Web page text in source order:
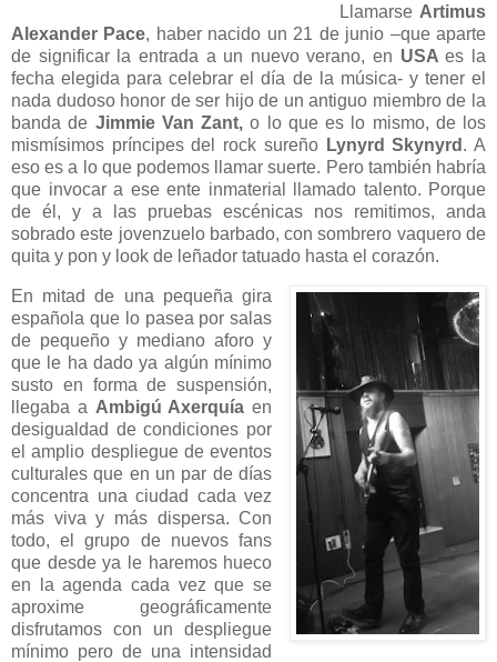
Llamarse Artimus
Alexander Pace, haber nacido un 21 de junio –que aparte
de significar la entrada a un nuevo verano, en USAes la
fecha elegida para celebrar el día de la música- y tener el
nada dudoso honor de ser hijo de un antiguo miembro de la
banda de Jimmie Van Zant, o lo que es lo mismo, de los
mismísimos príncipes del rock sureño Lynyrd Skynyrd . A
eso es a lo que podemos llamar suerte. Pero también habría
que invocar a ese ente inmaterial llamado talento. Porque
de él, y a las pruebas escénicas nos remitimos, anda
sobrado este jovenzuelo barbado, con sombrero vaquero de
quita y pon y look de leñador tatuado hasta el corazón.
En mitad de una pequeña gira
española que lo pasea por salas
de pequeño y mediano aforo y
que le ha dado ya algún mínimo
susto en forma de suspensión,
llegaba a Ambigú Axerquíaen
desigualdad de condiciones por
el amplio despliegue de eventos
culturales que en un par de días
concentra una ciudad cada vez
más viva y más dispersa. Con
todo, el grupo de nuevos fans
que desde ya le haremos hueco
en la agenda cada vez que se
aproxime geográficamente
disfrutamos con un despliegue
mínimo pero de una intensidad